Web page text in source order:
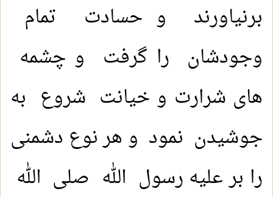
برنياورند و حسادت تمام
وجودشان را گرفت و چشمه
های شرارت و خیانت شروع به
جوشیدن نمود و هر نوع دشمنی
را بر علیه رسول الله صلی الله